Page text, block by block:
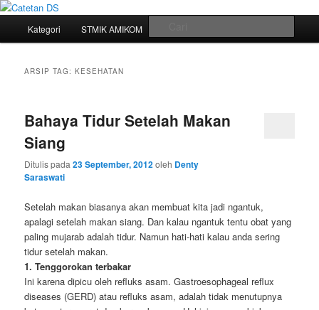
Catetan DS
Mari bermimpi dan ciptakan kehendak
Langsung
utama
Langsung
sekunder
Kategori STMIK AMIKOM
ARSIP TAG:KESEHATAN
Bahaya Tidur Setelah Makan
Siang
Ditulis pada23 September, 2012oleh Denty
Saraswati
Setelah makan biasanya akan membuat kita jadi ngantuk,
apalagi setelah makan siang. Dan kalau ngantuk tentu obat yang
paling mujarab adalah tidur. Namun hati-hati kalau anda sering
tidur setelah makan.
1. Tenggorokan terbakar
Ini karena dipicu oleh refluks asam. Gastroesophageal reflux
diseases (GERD) atau refluks asam, adalah tidak menutupnya